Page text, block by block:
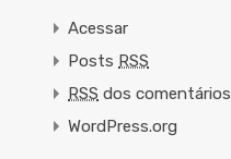
Acessar
Posts RSS
RSS dos comentários
WordPress.org